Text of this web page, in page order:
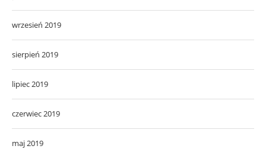
wrzesień 2019
sierpień 2019
lipiec 2019
czerwiec 2019
maj 2019